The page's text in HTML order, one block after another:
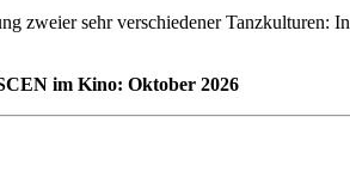
zweier sehr verschiedener Tanzkulturen:
im Kino: Oktober 2026